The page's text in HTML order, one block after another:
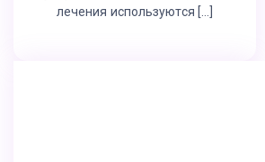
лечения используются […]